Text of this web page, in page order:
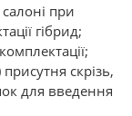
при
гібрид;
скрізь,
для введення